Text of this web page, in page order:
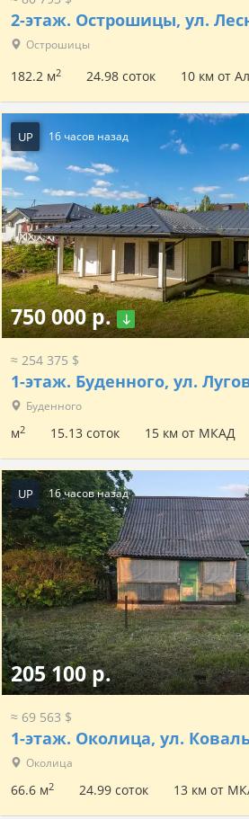
2-этаж. Острошицы, ул.
Острошицы
182.2 м2 24.98 соток 10 км от
UP 16 часов назад
750 000 р.
≈ 254 375 $
1-этаж. Буденного, ул.
Буденного
м2 15.13 соток 15 км от МКАД
UP 16 часов назад
205 100 р.
≈ 69 563 $
1-этаж. Околица, ул.
Околица
66.6 м2 24.99 соток 13 км от